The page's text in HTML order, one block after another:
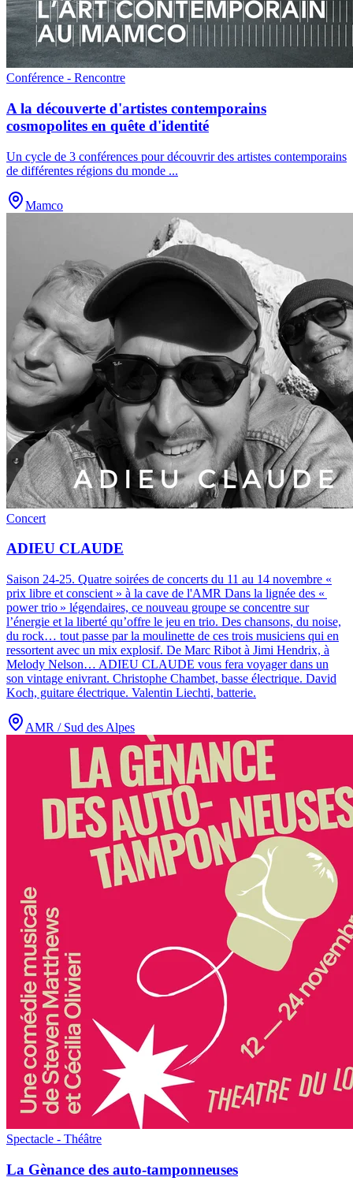
Conférence - Rencontre
A la découverte d'artistes contemporains
cosmopolites en quête d'identité
Un cycle de 3 conférences pour découvrir des artistes contemporains
de différentes régions du monde ...
Mamco
Concert
ADIEU CLAUDE
Saison 24-25. Quatre soirées de concerts du 11 au 14 novembre «
prix libre et conscient » à la cave de l'AMR Dans la lignée des «
power trio » légendaires, ce nouveau groupe se concentre sur
l’énergie et la liberté qu’offre le jeu en trio. Des chansons, du noise,
du rock… tout passe par la moulinette de ces trois musiciens qui en
ressortent avec un mix explosif. De Marc Ribot à Jimi Hendrix, à
Melody Nelson… ADIEU CLAUDE vous fera voyager dans un
son vintage enivrant. Christophe Chambet, basse électrique. David
Koch, guitare électrique. Valentin Liechti, batterie.
AMR / Sud des Alpes
Spectacle - Théâtre
La Gènance des auto-tamponneuses